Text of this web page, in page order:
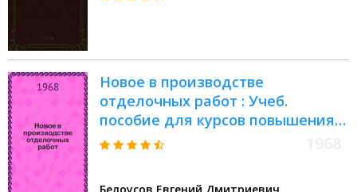
Новое в производстве
отделочных работ : Учеб.
пособие для курсов повышения
квалификации руководящих